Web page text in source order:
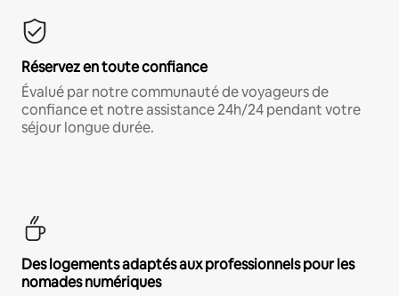
Réservez en toute confiance
Évalué par notre communauté de voyageurs de
confiance et notre assistance 24h/24 pendant votre
séjour longue durée.
Des logements adaptés aux professionnels pour les
nomades numériques